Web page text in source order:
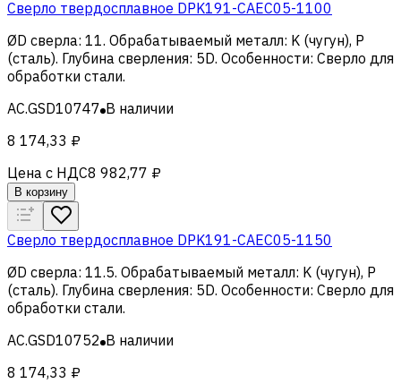
Сверло твердосплавное DPK191-CAEC05-1100
ØD сверла: 11. Обрабатываемый металл: K (чугун), Р
(сталь). Глубина сверления: 5D. Особенности: Сверло для
обработки стали.
AC.GSD10747 В наличии
8 174,33 ₽
Цена с НДС8 982,77 ₽
В корзину
Сверло твердосплавное DPK191-CAEC05-1150
ØD сверла: 11.5. Обрабатываемый металл: K (чугун), Р
(сталь). Глубина сверления: 5D. Особенности: Сверло для
обработки стали.
AC.GSD10752 В наличии
8 174,33 ₽